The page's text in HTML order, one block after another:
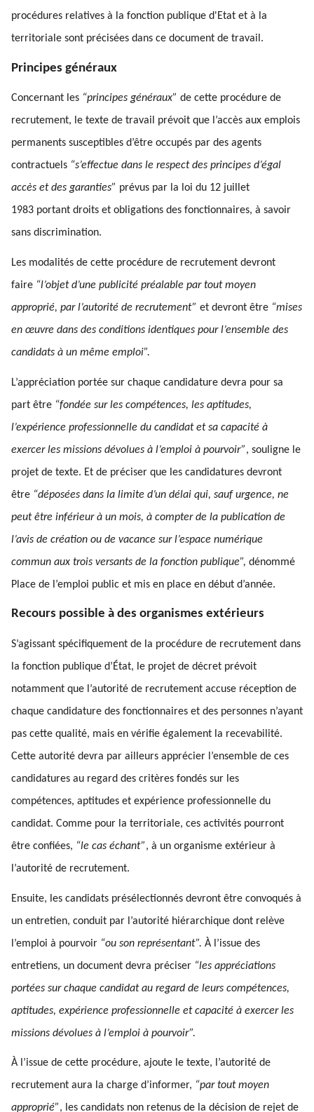
procédures relatives à la fonction publique d'Etat et à la
territoriale sont précisées dans ce document de travail.
Principes généraux
Concernant les “principes généraux” de cette procédure de
recrutement, le texte de travail prévoit que l’accès aux emplois
permanents susceptibles d’être occupés par des agents
contractuels “s’effectue dans le respect des principes d’égal
accès et des garanties” prévus par la loi du 12 juillet
1983 portant droits et obligations des fonctionnaires, à savoir
sans discrimination.
Les modalités de cette procédure de recrutement devront
faire “l’objet d’une publicité préalable par tout moyen
approprié, par l’autorité de recrutement” et devront être “mises
en œuvre dans des conditions identiques pour l’ensemble des
candidats à un même emploi”.
L’appréciation portée sur chaque candidature devra pour sa
part être “fondée sur les compétences, les aptitudes,
l’expérience professionnelle du candidat et sa capacité à
exercer les missions dévolues à l’emploi à pourvoir”, souligne le
projet de texte. Et de préciser que les candidatures devront
être “déposées dans la limite d’un délai qui, sauf urgence, ne
peut être inférieur à un mois, à compter de la publication de
l’avis de création ou de vacance sur l’espace numérique
commun aux trois versants de la fonction publique”, dénommé
Place de l’emploi public et mis en place en début d’année.
Recours possible à des organismes extérieurs
S’agissant spécifiquement de la procédure de recrutement dans
la fonction publique d’État, le projet de décret prévoit
notamment que l’autorité de recrutement accuse réception de
chaque candidature des fonctionnaires et des personnes n’ayant
pas cette qualité, mais en vérifie également la recevabilité.
Cette autorité devra par ailleurs apprécier l’ensemble de ces
candidatures au regard des critères fondés sur les
compétences, aptitudes et expérience professionnelle du
candidat. Comme pour la territoriale, ces activités pourront
être confiées, “le cas échant”, à un organisme extérieur à
l’autorité de recrutement.
Ensuite, les candidats présélectionnés devront être convoqués à
un entretien, conduit par l’autorité hiérarchique dont relève
l’emploi à pourvoir “ou son représentant”. À l’issue des
entretiens, un document devra préciser “les appréciations
portées sur chaque candidat au regard de leurs compétences,
aptitudes, expérience professionnelle et capacité à exercer les
missions dévolues à l’emploi à pourvoir”.
À l’issue de cette procédure, ajoute le texte, l’autorité de
recrutement aura la charge d’informer, “par tout moyen
approprié”, les candidats non retenus de la décision de rejet de